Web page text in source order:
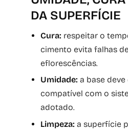
DA SUPERFÍCIE
Cura: respeitar o
cimento evita falhas
eflorescências.
Umidade: a base deve
compatível com o
adotado.
Limpeza: a superfície